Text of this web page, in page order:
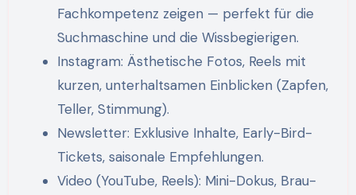
Fachkompetenz zeigen — perfekt für die
Suchmaschine und die Wissbegierigen.
Instagram: Ästhetische Fotos, Reels mit
kurzen, unterhaltsamen Einblicken (Zapfen,
Teller, Stimmung).
Newsletter: Exklusive Inhalte, Early-Bird-
Tickets, saisonale Empfehlungen.
Video (YouTube, Reels): Mini-Dokus, Brau-